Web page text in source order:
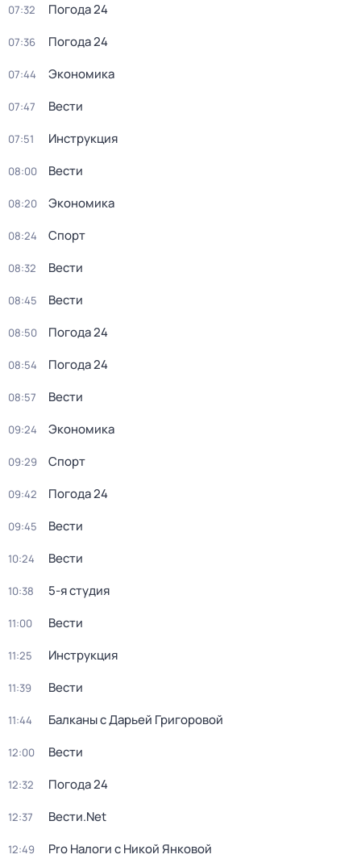
07:32 Погода 24
07:36 Погода 24
07:44 Экономика
07:47 Вести
07:51 Инструкция
08:00 Вести
08:20 Экономика
08:24 Спорт
08:32 Вести
08:45 Вести
08:50 Погода 24
08:54 Погода 24
08:57 Вести
09:24 Экономика
09:29 Спорт
09:42 Погода 24
09:45 Вести
10:24 Вести
10:38 5-я студия
11:00 Вести
11:25 Инструкция
11:39 Вести
11:44 Балканы с Дарьей Григоровой
12:00 Вести
12:32 Погода 24
12:37 Вести.Net
12:49 Pro Налоги с Никой Янковой